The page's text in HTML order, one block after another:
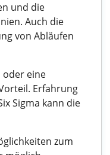
und die
Auch die
von Abläufen
oder eine
Erfahrung
Sigma kann die
zum